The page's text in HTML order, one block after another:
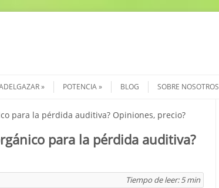
POTENCIA BLOG SOBRE NOSOTROS
para la pérdida auditiva? Opiniones, precio?
para la pérdida auditiva?
Tiempo de leer:5 min